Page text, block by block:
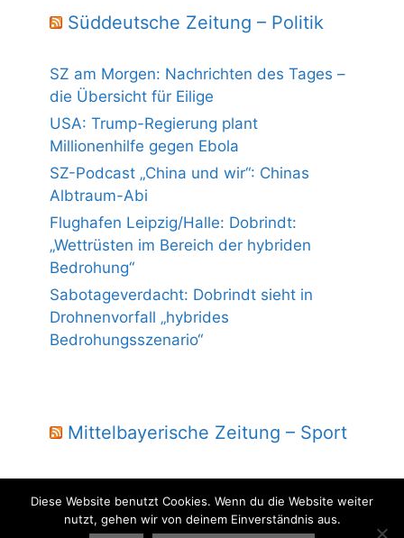
Süddeutsche Zeitung – Politik
SZ am Morgen: Nachrichten des Tages –
die Übersicht für Eilige
USA: Trump-Regierung plant
Millionenhilfe gegen Ebola
SZ-Podcast „China und wir“: Chinas
Albtraum-Abi
Flughafen Leipzig/Halle: Dobrindt:
„Wettrüsten im Bereich der hybriden
Bedrohung“
Sabotageverdacht: Dobrindt sieht in
Drohnenvorfall „hybrides
Bedrohungsszenario“
Mittelbayerische Zeitung – Sport
© 2004 - 2026 Laber Jura - powered by wmm-gbr.de
Diese Website benutzt Cookies. Wenn du die Website weiter
nutzt, gehen wir von deinem Einverständnis aus.